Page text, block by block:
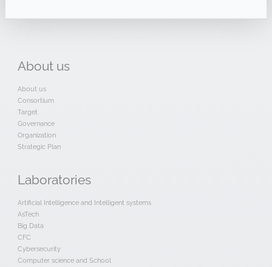
About us
About us
Consortium
Target
Governance
Organization
Strategic Plan
Laboratories
Artificial Intelligence and Intelligent systems
AsTech
Big Data
CFC
Cybersecurity
Computer science and School